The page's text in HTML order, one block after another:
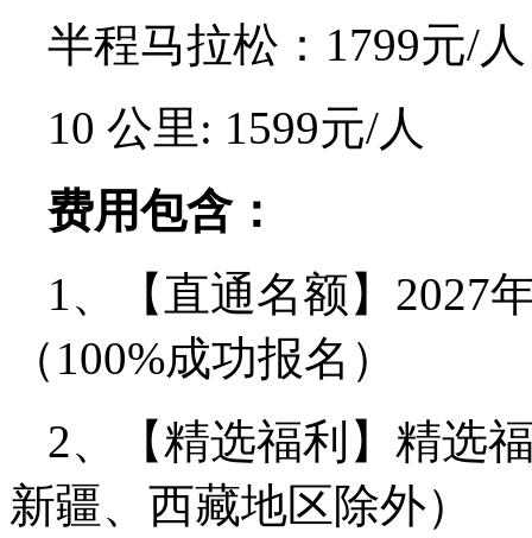
半程马拉松：1799元/人
10 公里: 1599元/人
费用包含：
1、【直通名额】2027
（100%成功报名）
2、【精选福利】精选
新疆、西藏地区除外）